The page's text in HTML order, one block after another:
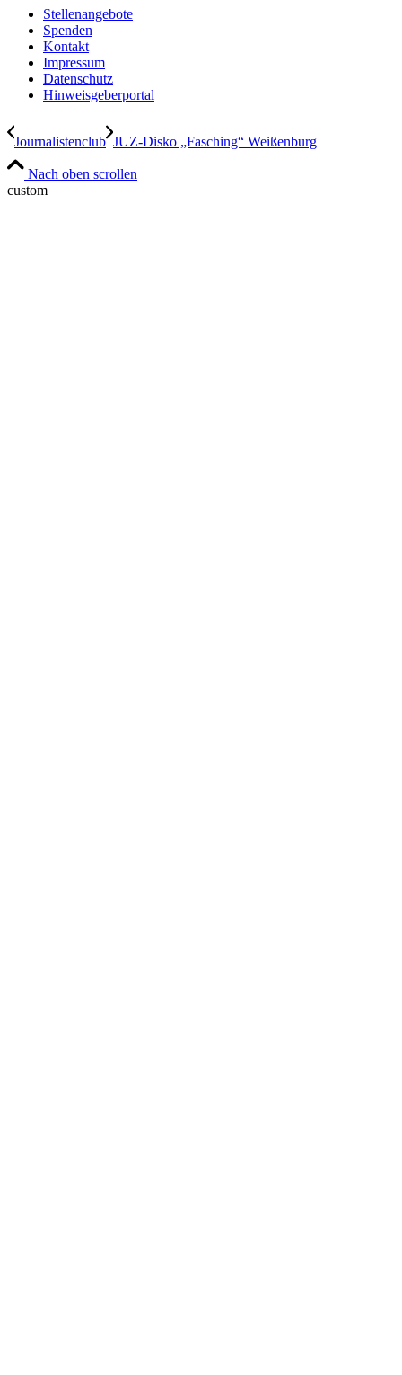
Stellenangebote
Spenden
Kontakt
Impressum
Datenschutz
Hinweisgeberportal
Journalistenclub JUZ-Disko „Fasching“ Weißenburg
Nach oben scrollen
custom